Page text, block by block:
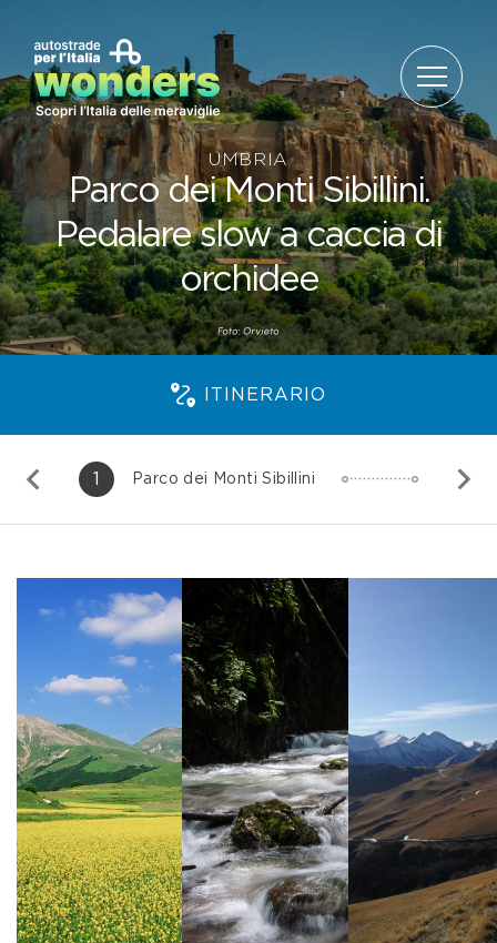
UMBRIA
Parco dei Monti Sibillini.
Pedalare slow a caccia di
orchidee
ITINERARIO
1 Parco dei Monti Sibillini